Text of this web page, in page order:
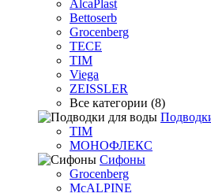
AlcaPlast
Bettoserb
Grocenberg
TECE
TIM
Viega
ZEISSLER
Все категории (8)
TIM
МОНОФЛЕКС
Сифоны
Grocenberg
McALPINE